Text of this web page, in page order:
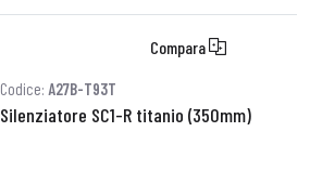
Compara
Codice: A27B-T93T
Silenziatore SC1-R titanio (350mm)